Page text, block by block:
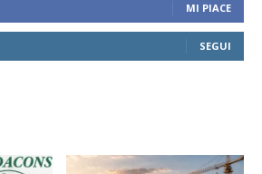
MI PIACE
SEGUI